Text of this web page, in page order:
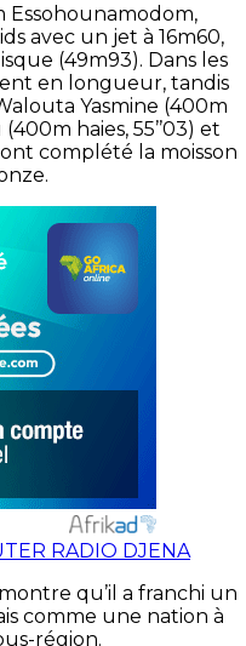
Essohounamodom,
avec un jet à 16m60,
(49m93). Dans les
en longueur, tandis
Yasmine (400m
(400m haies, 55’’03) et
ont complété la moisson
qu’il a franchi un
comme une nation à
région.